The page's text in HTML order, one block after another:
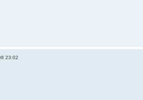
23:02